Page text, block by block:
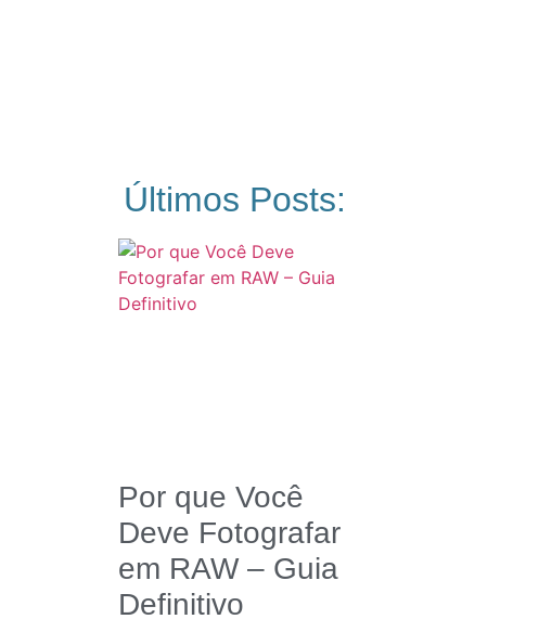
Últimos Posts:
Por que Você
Deve Fotografar
em RAW – Guia
Definitivo